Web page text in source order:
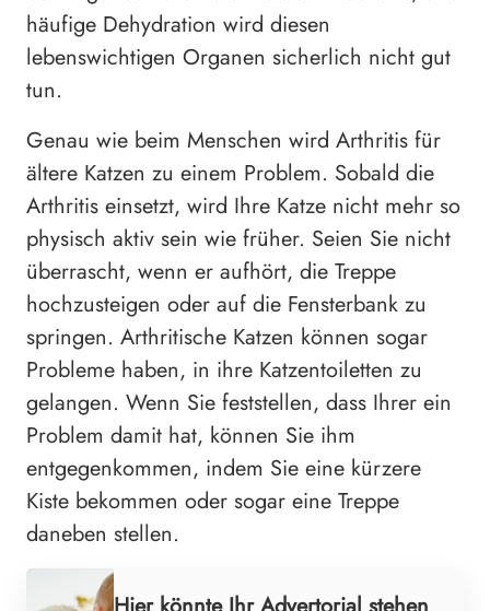
häufige Dehydration wird diesen
lebenswichtigen Organen sicherlich nicht gut
tun.
Genau wie beim Menschen wird Arthritis für
ältere Katzen zu einem Problem. Sobald die
Arthritis einsetzt, wird Ihre Katze nicht mehr so
​​​​physisch aktiv sein wie früher. Seien Sie nicht
überrascht, wenn er aufhört, die Treppe
hochzusteigen oder auf die Fensterbank zu
springen. Arthritische Katzen können sogar
Probleme haben, in ihre Katzentoiletten zu
gelangen. Wenn Sie feststellen, dass Ihrer ein
Problem damit hat, können Sie ihm
entgegenkommen, indem Sie eine kürzere
Kiste bekommen oder sogar eine Treppe
daneben stellen.